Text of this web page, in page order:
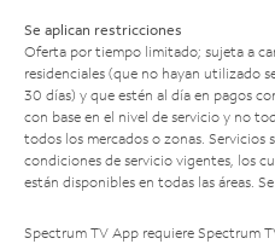
Se aplican restricciones
Oferta por tiempo limitado; sujeta a
residenciales (que no hayan utilizado
30 días) y que estén al día en pagos
con base en el nivel de servicio y no
todos los mercados o zonas. Servicios
condiciones de servicio vigentes, los
están disponibles en todas las áreas.
Spectrum TV App requiere Spectrum